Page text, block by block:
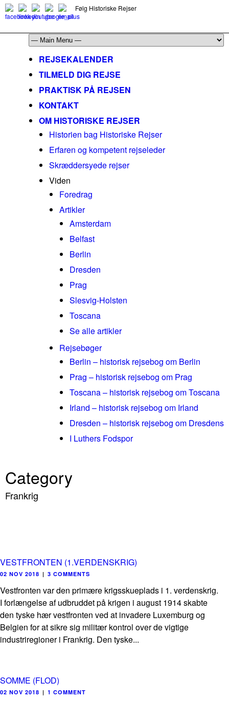
Følg Historiske Rejser
REJSEKALENDER
TILMELD DIG REJSE
PRAKTISK PÅ REJSEN
KONTAKT
OM HISTORISKE REJSER
Historien bag Historiske Rejser
Erfaren og kompetent rejseleder
Skræddersyede rejser
Viden
Foredrag
Artikler
Amsterdam
Belfast
Berlin
Dresden
Prag
Slesvig-Holsten
Toscana
Se alle artikler
Rejsebøger
Berlin – historisk rejsebog om Berlin
Prag – historisk rejsebog om Prag
Toscana – historisk rejsebog om Toscana
Irland – historisk rejsebog om Irland
Dresden – historisk rejsebog om Dresdens
I Luthers Fodspor
Category
Frankrig
VESTFRONTEN (1.VERDENSKRIG)
02 NOV 2018 | 3 COMMENTS
Vestfronten var den primære krigsskueplads i 1. verdenskrig.
I forlængelse af udbruddet på krigen i august 1914 skabte
den tyske hær vestfronten ved at invadere Luxemburg og
Belgien for at sikre sig militær kontrol over de vigtige
industriregioner i Frankrig. Den tyske...
SOMME (FLOD)
02 NOV 2018 | 1 COMMENT